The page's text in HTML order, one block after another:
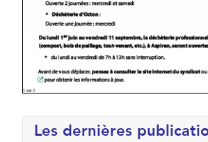
Les dernières